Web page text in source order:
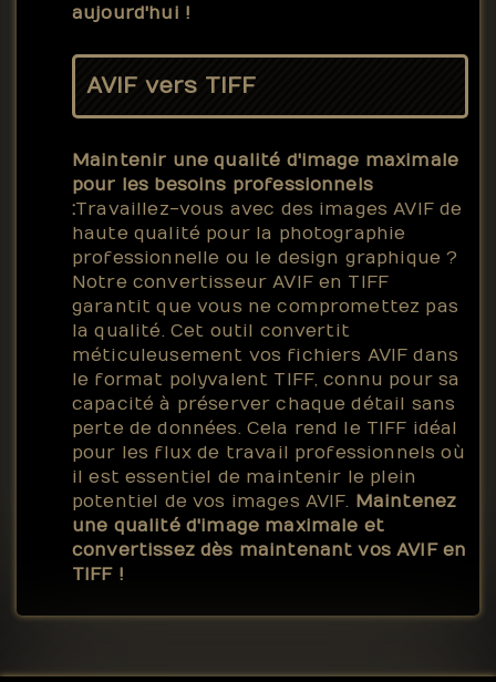
aujourd'hui !
AVIF vers TIFF
Maintenir une qualité d'image maximale
pour les besoins professionnels
:Travaillez-vous avec des images AVIF de
haute qualité pour la photographie
professionnelle ou le design graphique ?
Notre convertisseur AVIF en TIFF
garantit que vous ne compromettez pas
la qualité. Cet outil convertit
méticuleusement vos fichiers AVIF dans
le format polyvalent TIFF, connu pour sa
capacité à préserver chaque détail sans
perte de données. Cela rend le TIFF idéal
pour les flux de travail professionnels où
il est essentiel de maintenir le plein
potentiel de vos images AVIF. Maintenez
une qualité d'image maximale et
convertissez dès maintenant vos AVIF en
TIFF !